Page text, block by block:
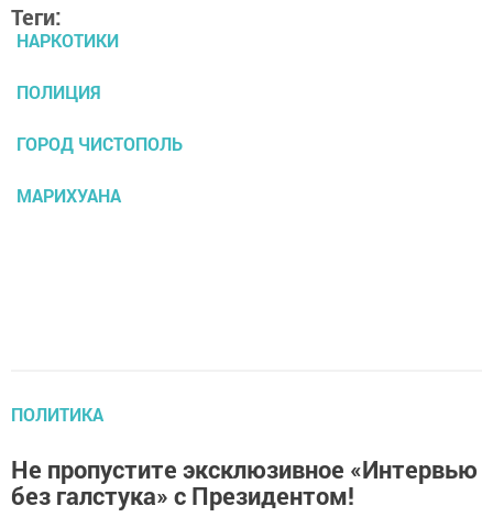
Теги:
НАРКОТИКИ
ПОЛИЦИЯ
ГОРОД ЧИСТОПОЛЬ
МАРИХУАНА
ПОЛИТИКА
Не пропустите эксклюзивное «Интервью
без галстука» с Президентом!